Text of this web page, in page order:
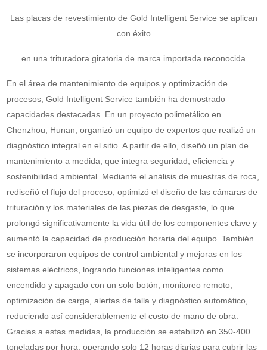
Las placas de revestimiento de Gold Intelligent Service se aplican
con éxito
en una trituradora giratoria de marca importada reconocida
En el área de mantenimiento de equipos y optimización de
procesos, Gold Intelligent Service también ha demostrado
capacidades destacadas. En un proyecto polimetálico en
Chenzhou, Hunan, organizó un equipo de expertos que realizó un
diagnóstico integral en el sitio. A partir de ello, diseñó un plan de
mantenimiento a medida, que integra seguridad, eficiencia y
sostenibilidad ambiental. Mediante el análisis de muestras de roca,
rediseñó el flujo del proceso, optimizó el diseño de las cámaras de
trituración y los materiales de las piezas de desgaste, lo que
prolongó significativamente la vida útil de los componentes clave y
aumentó la capacidad de producción horaria del equipo. También
se incorporaron equipos de control ambiental y mejoras en los
sistemas eléctricos, logrando funciones inteligentes como
encendido y apagado con un solo botón, monitoreo remoto,
optimización de carga, alertas de falla y diagnóstico automático,
reduciendo así considerablemente el costo de mano de obra.
Gracias a estas medidas, la producción se estabilizó en 350-400
toneladas por hora, operando solo 12 horas diarias para cubrir las